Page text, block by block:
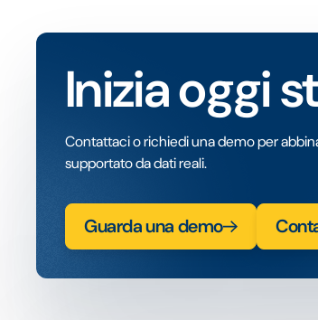
Inizia oggi
Contattaci o richiedi una demo per
supportato da dati reali.
Guarda una demo